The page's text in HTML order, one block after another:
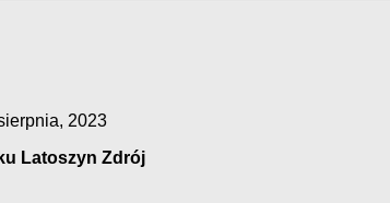
2023
Latoszyn Zdrój